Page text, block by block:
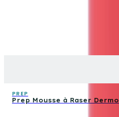
PREP
Prep Mousse à Raser